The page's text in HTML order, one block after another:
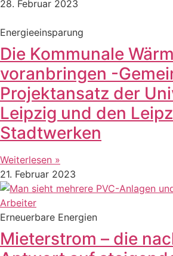
28. Februar 2023
Energieeinsparung
Die Kommunale
voranbringen -
Projektansatz der
Leipzig und den
Stadtwerken
Weiterlesen »
21. Februar 2023
Erneuerbare Energien
Mieterstrom – die